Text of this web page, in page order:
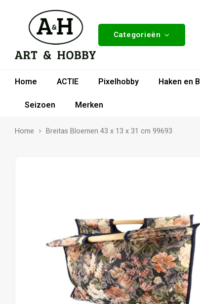
Categorieën
Home ACTIE Pixelhobby Haken en
Seizoen
Merken
Home Breitas Bloemen 43 x 13 x 31 cm 99693